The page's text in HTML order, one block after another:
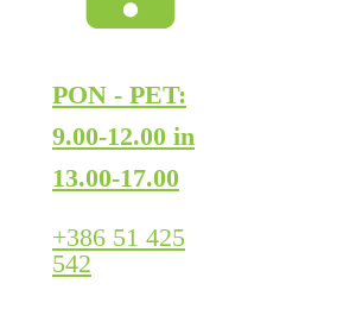
PON - PET:
9.00-12.00 in
13.00-17.00
+386 51 425
542